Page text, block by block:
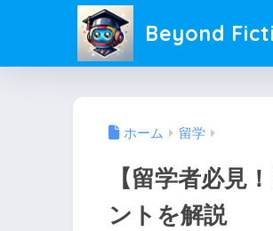
Beyond
ホーム 留学
【留学者必見
ントを解説